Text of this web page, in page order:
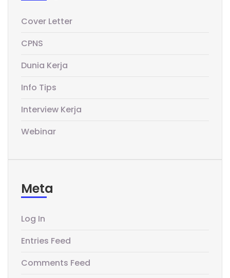
Cover Letter
CPNS
Dunia Kerja
Info Tips
Interview Kerja
Webinar
Meta
Log In
Entries Feed
Comments Feed